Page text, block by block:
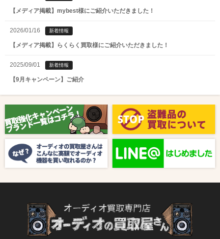
【メディア掲載】mybest様にご紹介いただきました！
2026/01/16 新着情報
【メディア掲載】らくらく買取様にご紹介いただきました！
2025/09/01 新着情報
【9月キャンペーン】ご紹介
【8月キャンペーン】ご紹介
2024/10/04 新着情報
【ラジオ番組放送のお知らせ】